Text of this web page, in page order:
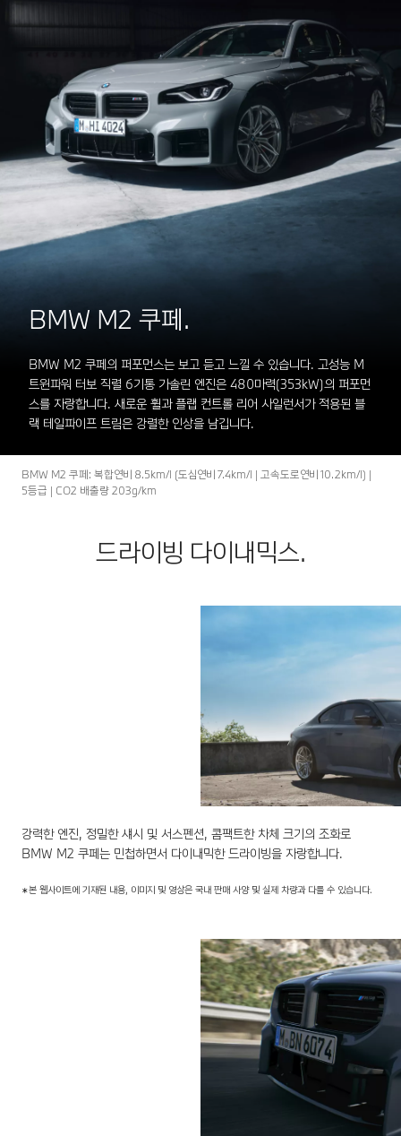
BMW M2 쿠페.
BMW M2 쿠페의 퍼포먼스는 보고 듣고 느낄 수 있습니다. 고성능 M
트윈파워 터보 직렬 6기통 가솔린 엔진은 480마력(353kW)의 퍼포먼
스를 자랑합니다. 새로운 휠과 플랩 컨트롤 리어 사일런서가 적용된 블
랙 테일파이프 트림은 강렬한 인상을 남깁니다.
BMW M2 쿠페: 복합연비 8.5km/l (도심연비 7.4km/l | 고속도로연비 10.2km/l) |
5등급 | CO2 배출량 203g/km
드라이빙 다이내믹스.
강력한 엔진, 정밀한 섀시 및 서스펜션, 콤팩트한 차체 크기의 조화로
BMW M2 쿠페는 민첩하면서 다이내믹한 드라이빙을 자랑합니다.
*본 웹사이트에 기재된 내용, 이미지 및 영상은 국내 판매 사양 및 실제 차량과 다를 수 있습니다.